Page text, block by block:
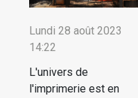
Lundi 28 août 2023
14:22
L'univers de
l'imprimerie est en